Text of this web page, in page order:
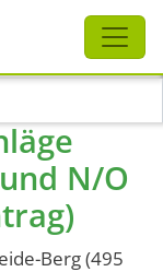
N/O
Berg (495
Schliessen